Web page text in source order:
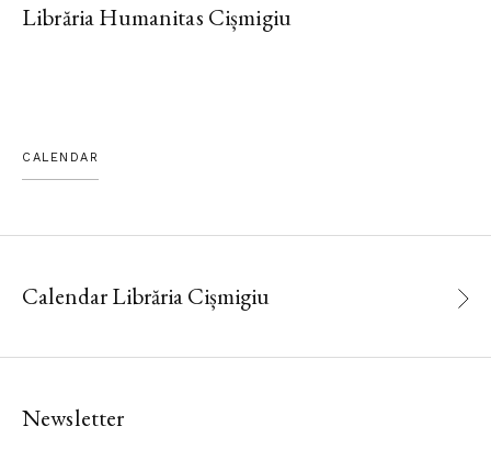
Librăria Humanitas Cișmigiu
CALENDAR
Calendar Librăria Cișmigiu
Newsletter